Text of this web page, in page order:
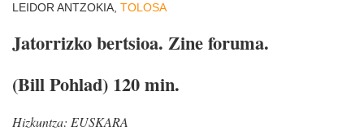
LEIDOR ANTZOKIA, TOLOSA
Jatorrizko bertsioa. Zine foruma.
(Bill Pohlad) 120 min.
Hizkuntza: EUSKARA